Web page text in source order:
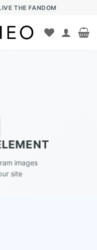
THE FANDOM
images
site